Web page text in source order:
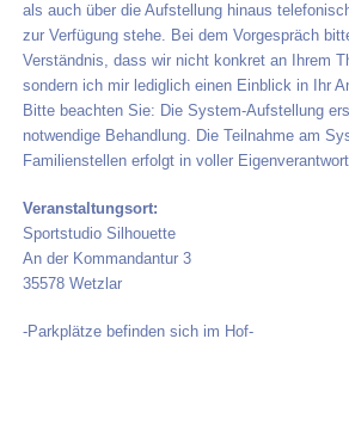
als auch über die Aufstellung hinaus
zur Verfügung stehe. Bei dem Vorgespräch
Verständnis, dass wir nicht konkret an Ihrem
sondern ich mir lediglich einen Einblick in Ihr
Bitte beachten Sie: Die System-Aufstellung
notwendige Behandlung. Die Teilnahme am
Familienstellen erfolgt in voller
Veranstaltungsort:
Sportstudio Silhouette
An der Kommandantur 3
35578 Wetzlar
-Parkplätze befinden sich im Hof-